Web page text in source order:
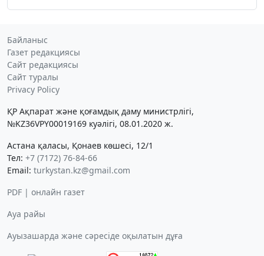
Байланыс
Газет редакциясы
Сайт редакциясы
Сайт туралы
Privacy Policy
ҚР Ақпарат және қоғамдық даму министрлігі,
№KZ36VPY00019169 куәлігі, 08.01.2020 ж.
Астана қаласы, Қонаев көшесі, 12/1
Тел: +7 (7172) 76-84-66
Email: turkystan.kz@gmail.com
PDF | онлайн газет
Ауа райы
Ауызашарда және сәресіде оқылатын дұға